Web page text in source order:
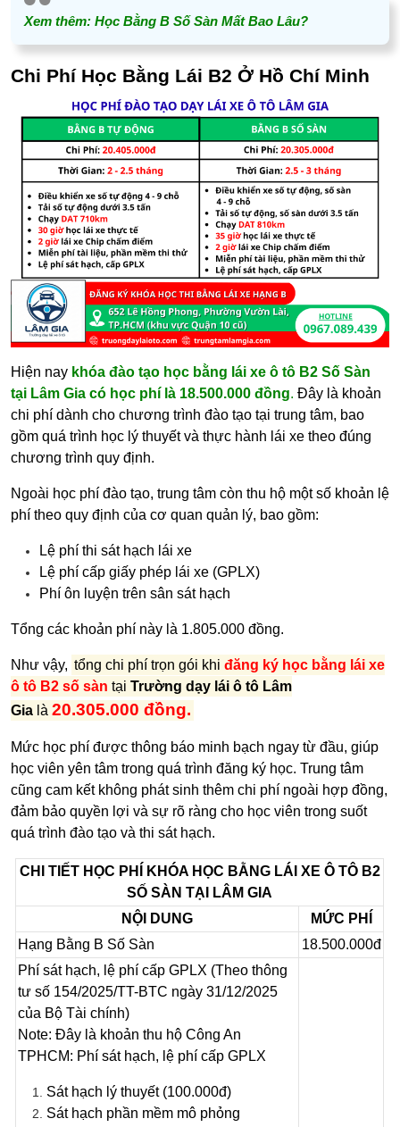
Xem thêm: Học Bằng B Số Sàn Mất Bao Lâu?
Chi Phí Học Bằng Lái B2 Ở Hồ Chí Minh
Hiện nay khóa đào tạo học bằng lái xe ô tô B2 Số Sàn
tại Lâm Gia có học phí là 18.500.000 đồng. Đây là khoản
chi phí dành cho chương trình đào tạo tại trung tâm, bao
gồm quá trình học lý thuyết và thực hành lái xe theo đúng
chương trình quy định.
Ngoài học phí đào tạo, trung tâm còn thu hộ một số khoản lệ
phí theo quy định của cơ quan quản lý, bao gồm:
Lệ phí thi sát hạch lái xe
Lệ phí cấp giấy phép lái xe (GPLX)
Phí ôn luyện trên sân sát hạch
Tổng các khoản phí này là 1.805.000 đồng.
Như vậy, tổng chi phí trọn gói khiđăng ký học bằng lái xe
ô tô B2 số sàn tại Trường dạy lái ô tô Lâm
Gia là 20.305.000 đồng.
Mức học phí được thông báo minh bạch ngay từ đầu, giúp
học viên yên tâm trong quá trình đăng ký học. Trung tâm
cũng cam kết không phát sinh thêm chi phí ngoài hợp đồng,
đảm bảo quyền lợi và sự rõ ràng cho học viên trong suốt
quá trình đào tạo và thi sát hạch.
CHI TIẾT HỌC PHÍ KHÓA HỌC BẰNG LÁI XE Ô TÔ B2
SỐ SÀN TẠI LÂM GIA
NỘI DUNG
MỨC PHÍ
Hạng Bằng B Số Sàn
18.500.000đ
Phí sát hạch, lệ phí cấp GPLX (Theo thông
tư số 154/2025/TT-BTC ngày 31/12/2025
của Bộ Tài chính)
Note: Đây là khoản thu hộ Công An
TPHCM: Phí sát hạch, lệ phí cấp GPLX
Sát hạch lý thuyết (100.000đ)
Sát hạch phần mềm mô phỏng